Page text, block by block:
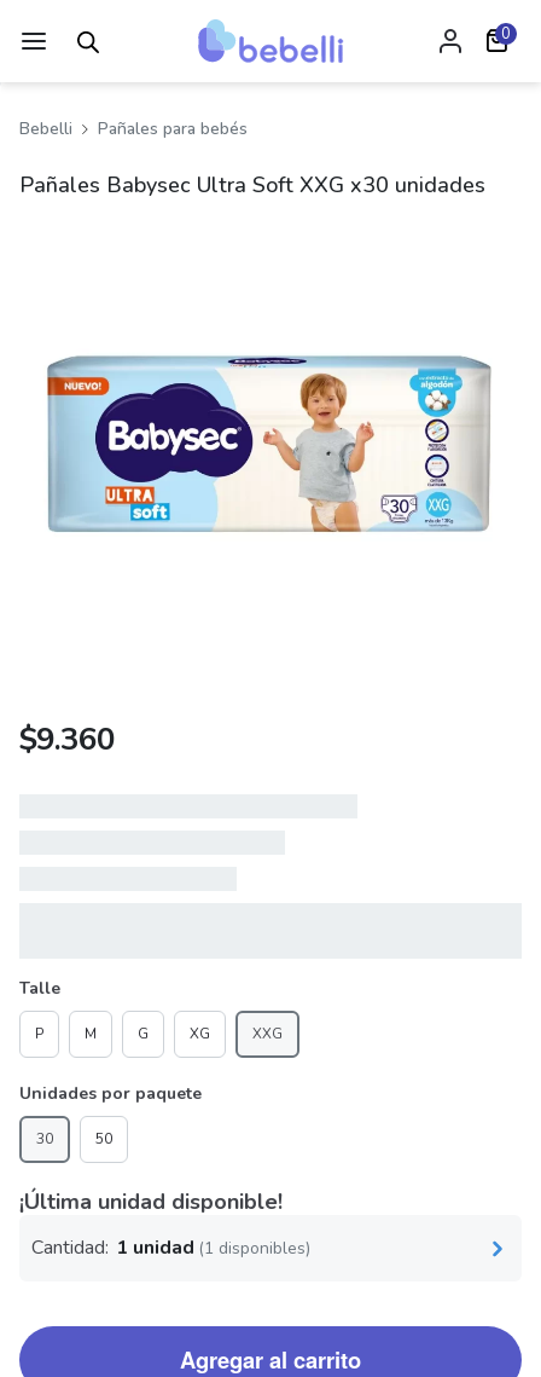
0
Bebelli Pañales para bebés
Pañales Babysec Ultra Soft XXG x30 unidades
$9.360
Talle
P M G XG XXG
Unidades por paquete
30 50
¡Última unidad disponible!
Cantidad: 1 unidad (1 disponibles)
Agregar al carrito